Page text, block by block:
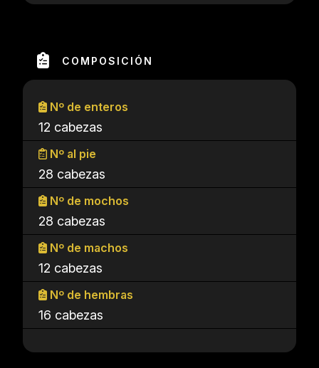
COMPOSICIÓN
Nº de enteros
12 cabezas
Nº al pie
28 cabezas
Nº de mochos
28 cabezas
Nº de machos
12 cabezas
Nº de hembras
16 cabezas